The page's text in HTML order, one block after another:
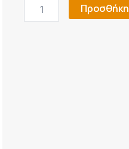
εσωτερικού
χώρου
Προσθήκη